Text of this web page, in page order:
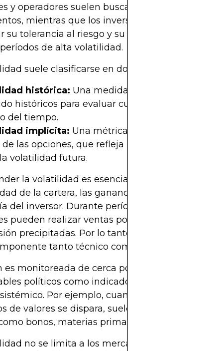
y operadores suelen buscar capitalizar estos
mientras que los inversores a largo plazo
su tolerancia al riesgo y su horizonte de
de alta volatilidad.
suele clasificarse en dos categorías:
histórica: Una medida basada en precios
históricos para evaluar cuánto ha fluctuado
del tiempo.
implícita: Una métrica prospectiva
las opciones, que refleja las expectativas del
volatilidad futura.
la volatilidad es esencial porque afecta la
de la cartera, las ganancias ajustadas al
del inversor. Durante períodos de inestabilidad,
pueden realizar ventas por pánico o tomar
precipitadas. Por lo tanto, la volatilidad del
tanto técnico como conductual de la
es monitoreada de cerca por inversores
políticos como indicador de inestabilidad
Por ejemplo, cuando la volatilidad en
de valores se dispara, suele extenderse a otras
bonos, materias primas y mercados
no se limita a los mercados de valores.